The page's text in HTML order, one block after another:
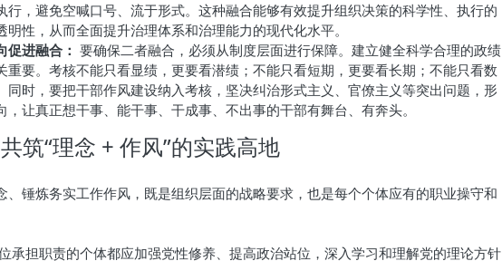
行，避免空喊口号、流于形式。这种融合能够有效提升组织决策的科学性、执行的
明性，从而全面提升治理体系和治理能力的现代化水平。
促进融合： 要确保二者融合，必须从制度层面进行保障。建立健全科学合理的政绩
重要。考核不能只看显绩，更要看潜绩；不能只看短期，更要看长期；不能只看数
同时，要把干部作风建设纳入考核，坚决纠治形式主义、官僚主义等突出问题，形
，让真正想干事、能干事、干成事、不出事的干部有舞台、有奔头。
筑“理念 + 作风”的实践高地
、锤炼务实工作作风，既是组织层面的战略要求，也是每个个体应有的职业操守和
承担职责的个体都应加强党性修养、提高政治站位，深入学习和理解党的理论方针